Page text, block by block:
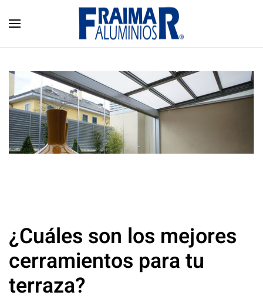
Skip to main content
¿Cuáles son los mejores
cerramientos para tu
terraza?